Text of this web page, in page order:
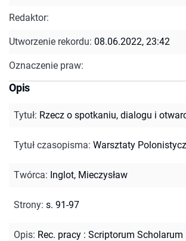
Redaktor:
Utworzenie rekordu: 08.06.2022, 23:42
Oznaczenie praw:
Opis
Tytuł: Rzecz o spotkaniu, dialogu i
Tytuł czasopisma: Warsztaty
Twórca: Inglot, Mieczysław
Strony: s. 91-97
Opis: Rec. pracy : Scriptorum Scholarum